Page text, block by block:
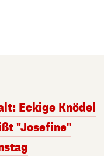
Eckige Knödel
"Josefine"